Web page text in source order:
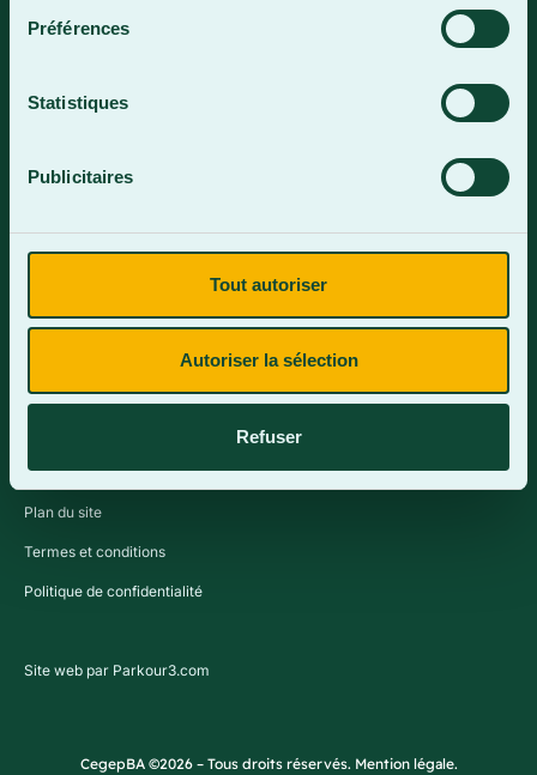
Préférences
Statistiques
Publicitaires
Tout autoriser
Autoriser la sélection
Refuser
Lac-Mégantic (Québec) G6B 3B4
Lundi-vendredi : 8 h à 16 h
Plan du site
Termes et conditions
Politique de confidentialité
Site web par Parkour3.com
CegepBA ©2026 – Tous droits réservés. Mention légale.